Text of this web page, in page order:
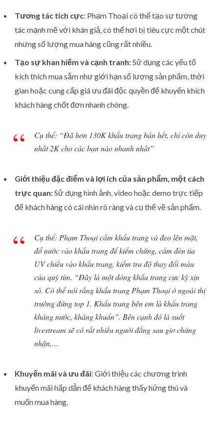
Tương tác tích cực: Phạm Thoại có thể tạo sự tương
tác mạnh mẽ với khán giả, có thể hơi bị tiêu cực một chút
nhưng số lượng mua hàng cũng rất nhiều.
Tạo sự khan hiếm và cạnh tranh:Sử dụng các yếu tố
kích thích mua sắm như giới hạn số lượng sản phẩm, thời
gian hoặc cung cấp giá ưu đãi độc quyền để khuyến khích
khách hàng chốt đơn nhanh chóng.
Cụ thể: “Đã hơn 130K khẩu trang bán hết, chỉ còn duy
nhất 2K cho các bạn nào nhanh nhất”
Giới thiệu đặc điểm và lợi ích của sản phẩm, một cách
trực quan:Sử dụng hình ảnh, video hoặc demo trực tiếp
để khách hàng có cái nhìn rõ ràng và cụ thể về sản phẩm.
Cụ thể: Phạm Thoại cầm khẩu trang và đeo lên mặt,
đổ nước vào khẩu trang để kiểm chứng, cầm đèn tia
UV chiếu vào khẩu trang, kiểm tra độ thay đổi màu
của quỳ tím. “Đây là một dòng khẩu trang cực kỳ xịn
sò. Có thể nói rằng khẩu trang Phạm Thoại ở ngoài thị
trường đứng top 1. Khẩu trang bên em là khẩu trang
kháng nước, kháng khuẩn”. Bên cạnh đó là suốt
livestream sẽ có rất nhiều người đằng sau giơ chứng
nhận,…
Khuyến mãi và ưu đãi: Giới thiệu các chương trình
khuyến mãi hấp dẫn để khách hàng thấy hứng thú và
muốn mua hàng.